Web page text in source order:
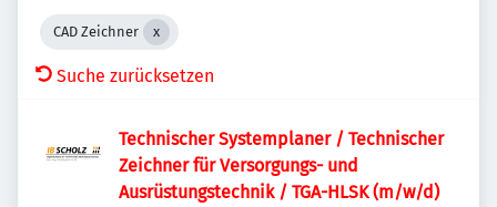
CAD Zeichner
Suche zurücksetzen
Technischer Systemplaner / Technischer
Zeichner für Versorgungs- und
Ausrüstungstechnik / TGA-HLSK (m/w/d)